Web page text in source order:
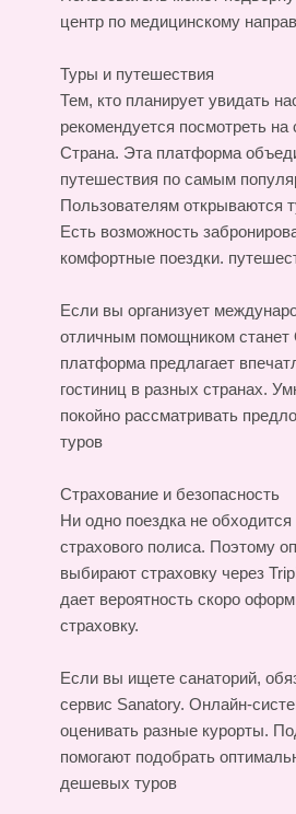
центр по медицинскому
Туры и путешествия
Тем, кто планирует увидать
рекомендуется посмотреть
Страна. Эта платформа
путешествия по самым
Пользователям открываются
Есть возможность
комфортные поездки.
Если вы организует
отличным помощником станет
платформа предлагает
гостиниц в разных странах.
покойно рассматривать
туров
Страхование и безопасность
Ни одно поездка не
страхового полиса. Поэтому
выбирают страховку через
дает вероятность скоро
страховку.
Если вы ищете санаторий,
сервис Sanatory. Онлайн-
оценивать разные курорты.
помогают подобрать
дешевых туров